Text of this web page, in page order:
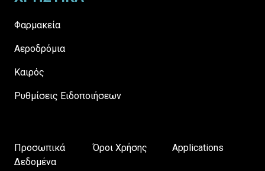
Φαρμακεία
Αεροδρόμια
Καιρός
Ρυθμίσεις Ειδοποιήσεων
Προσωπικά
Δεδομένα
Όροι Χρήσης Applications